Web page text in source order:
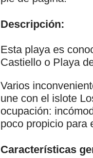
Descripción:
Esta playa es
Castiello o Playa
Varios
une con el islote
ocupación:
poco propicio para
Características